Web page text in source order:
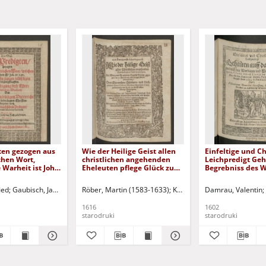
gezogen aus
Wort,
ist Joh.
zu
Und zum
Unterricht
durch
Gaubisch, Jakob
Wie der Heilige Geist allen
christlichen angehenden
Eheleuten pflege Glück zu
Glückwündschung, dem ...
Chiliano Stiessern,
Churfürstl. Sächs.
Stifft Mersburg, Breutigam
und der Erbarn ... Jungfrau
Röber, Martin (1583-1633) Krusicke, Joachim. Druk.
1616
starodruki
Einfeltige und
Leichpredigt
Begrebniss des
der
Christi [...]
Damrau, Valentin
1602
starodruki